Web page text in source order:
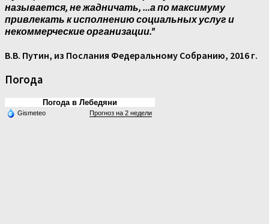
называется, не жадничать, ...а по максимуму
привлекать к исполнению социальных услуг и
некоммерческие организации."
В.В. Путин, из Послания Федеральному Собранию, 2016 г.
Погода
Погода в Лебедяни
Gismeteo Прогноз на 2 недели